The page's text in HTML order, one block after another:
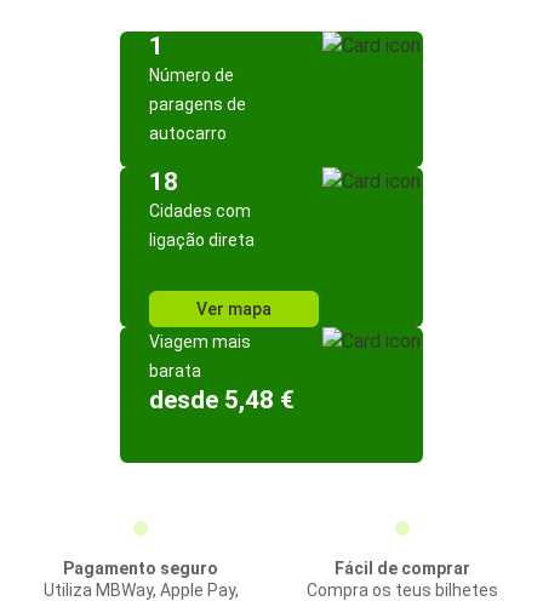
1
Número de
paragens de
autocarro
18
Cidades com
ligação direta
Ver mapa
Viagem mais
barata
desde 5,48 €
Pagamento seguro
Utiliza MBWay, Apple Pay,
Fácil de comprar
Compra os teus bilhetes